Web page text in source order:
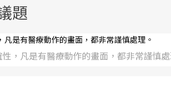
題
，凡是有醫療動作的畫面，都非常謹慎
面對超高齡社會的浪潮，台灣
2025年，就到良醫生活祭體驗
良醫健康網從「換季的身體